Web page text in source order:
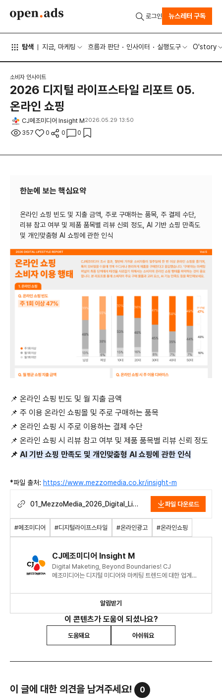
탐색 지금, 마케팅 흐름과 판단 인사이터 실행도구 O'story
로그인 뉴스레터 구독
소비자 인사이트
2026 디지털 라이프스타일 리포트 05.
온라인 쇼핑
CJ메조미디어 Insight M2026.05.29 13:50
357 0 0 0
한눈에 보는 핵심요약
온라인 쇼핑 빈도 및 지출 금액, 주로 구매하는 품목, 주 결제 수단,
리뷰 참고 여부 및 제품 품목별 리뷰 신뢰 정도, AI 기반 쇼핑 만족도
📌 온라인 쇼핑 빈도 및 월 지출 금액
📌 주 이용 온라인 쇼핑몰 및 주로 구매하는 품목
📌 온라인 쇼핑 시 주로 이용하는 결제 수단
📌 온라인 쇼핑 시 리뷰 참고 여부 및 제품 품목별 리뷰 신뢰 정도
📌 AI 기반 쇼핑 만족도 및 개인맞춤형 AI 쇼핑에 관한 인식
*파일 출처: https://www.mezzomedia.co.kr/insight-m
01_MezzoMedia_2026_Digital_Life
파일 다운로드
#메조미디어 #디지털라이프스타일 #온라인광고 #온라인쇼핑
CJ메조미디어 Insight M
Digital Maketing, Beyond Boundaries! CJ
메조미디어는 디지털 미디어와 마케팅 트렌드에 대한 업계
알림받기
이 콘텐츠가 도움이 되셨나요?
도움돼요 아쉬워요
이 글에 대한 의견을 남겨주세요! 0